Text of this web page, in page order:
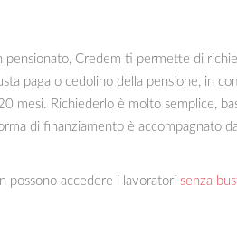
Credem ti permette di
paga o cedolino della pensione, in
mesi. Richiederlo è molto semplice,
di finanziamento è accompagnato
possono accedere i lavoratori senza